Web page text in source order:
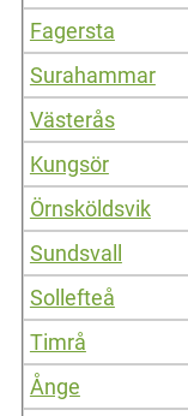
Fagersta
Surahammar
Västerås
Kungsör
Örnsköldsvik
Sundsvall
Sollefteå
Timrå
Ånge